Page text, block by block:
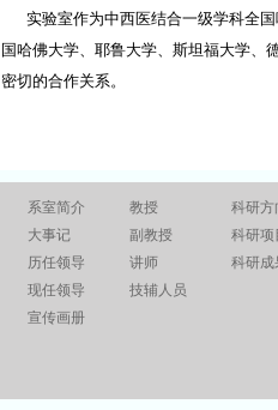
实验室作为中西医结合一级学科全国
国哈佛大学、耶鲁大学、斯坦福大学、
密切的合作关系。
系室简介
大事记
历任领导
现任领导
宣传画册
教授
副教授
讲师
技辅人员
科研方
科研项
科研成